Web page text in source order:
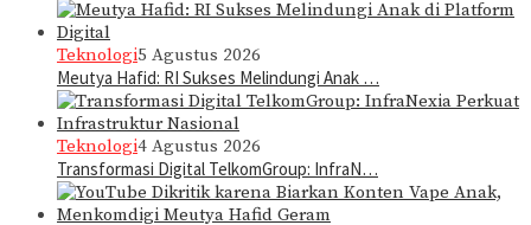
Teknologi5 Agustus 2026
Meutya Hafid: RI Sukses Melindungi Anak …
Teknologi4 Agustus 2026
Transformasi Digital TelkomGroup: InfraN…